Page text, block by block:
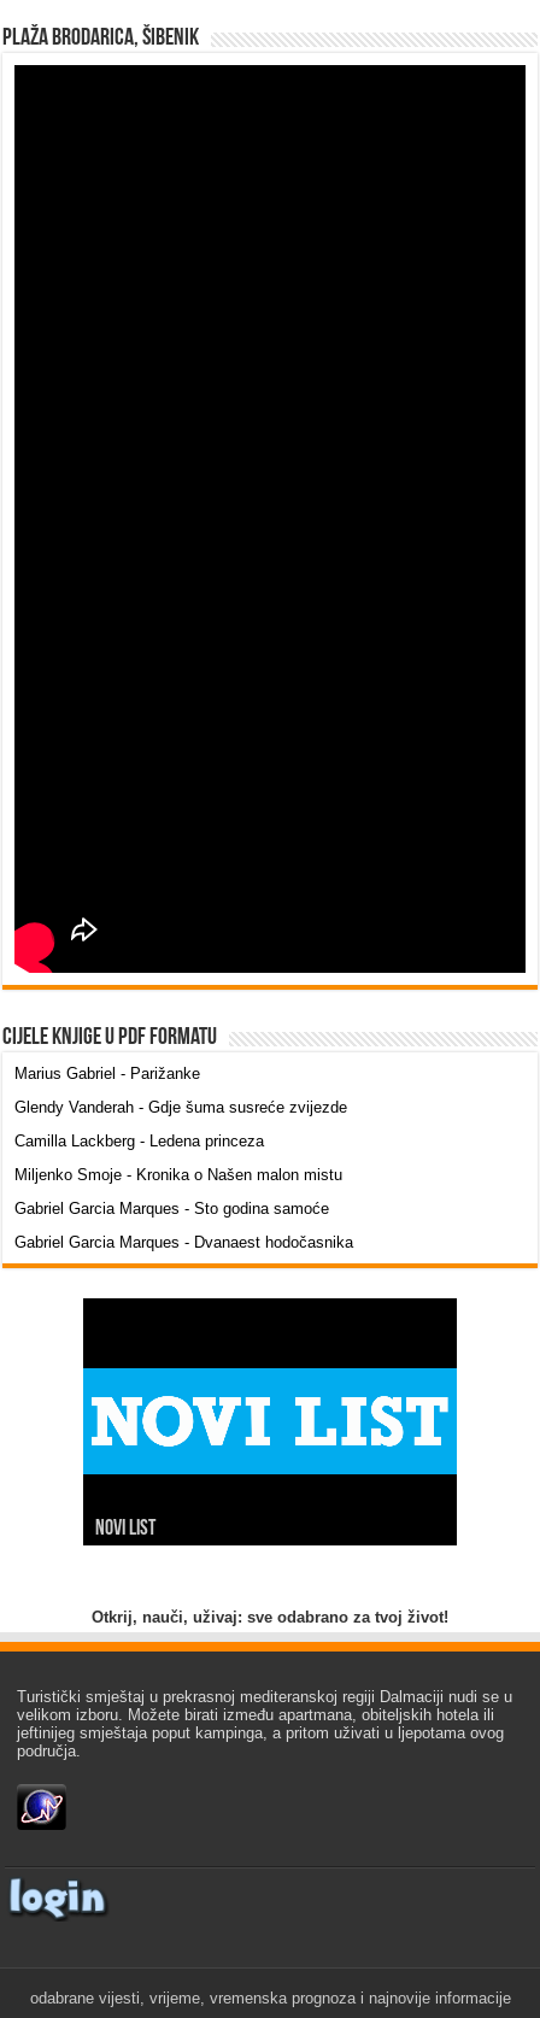
Plaža Brodarica, Šibenik
Cijele knjige u PDF formatu
Marius Gabriel - Parižanke
Glendy Vanderah - Gdje šuma susreće zvijezde
Camilla Lackberg - Ledena princeza
Miljenko Smoje - Kronika o Našen malon mistu
Gabriel Garcia Marques - Sto godina samoće
Gabriel Garcia Marques - Dvanaest hodočasnika
Novi list
Slobodna Dalmacija
Net.hr
Dalmacija danas
7 dnevno
24 sata
Index
Hina
Otkrij, nauči, uživaj: sve odabrano za tvoj život!
Turistički smještaj u prekrasnoj mediteranskoj regiji Dalmaciji nudi se u
velikom izboru. Možete birati između apartmana, obiteljskih hotela ili
jeftinijeg smještaja poput kampinga, a pritom uživati u ljepotama ovog
područja.
odabrane vijesti, vrijeme, vremenska prognoza i najnovije informacije